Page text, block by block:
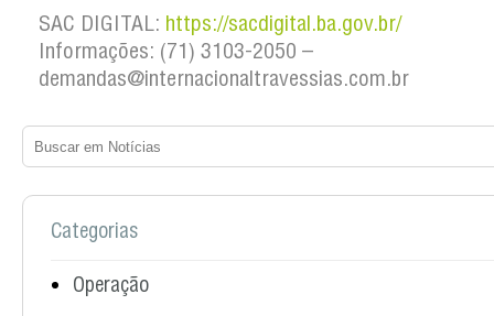
SAC DIGITAL: https://sacdigital.ba.gov.br/
Informações: (71) 3103-2050 –
demandas@internacionaltravessias.com.br
Categorias
Operação